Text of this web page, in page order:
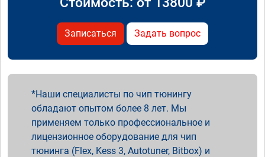
Записаться Задать вопрос
Наши специалисты по чип тюнингу
обладают опытом более 8 лет. Мы
применяем только профессиональное и
лицензионное оборудование для чип
тюнинга (Flex, Kess 3, Autotuner, Bitbox) и